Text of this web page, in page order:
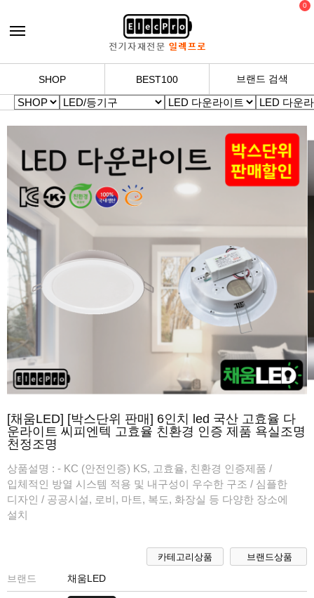
0
SHOP BEST100 브랜드 검색
[채움LED] [박스단위 판매] 6인치 led 국산 고효율 다
운라이트 씨피엔텍 고효율 친환경 인증 제품 욕실조명
천정조명
상품설명 : - KC (안전인증) KS, 고효율, 친환경 인증제품 /
입체적인 방열 시스템 적용 및 내구성이 우수한 구조 / 심플한
디자인 / 공공시설, 로비, 마트, 복도, 화장실 등 다양한 장소에
설치
카테고리상품 브랜드상품
브랜드 채움LED